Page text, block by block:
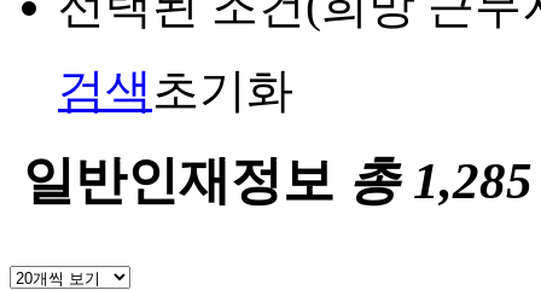
검색초기화
일반인재정보 총 1,285